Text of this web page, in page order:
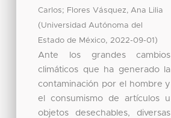
Carlos; Flores Vásquez, Ana Lilia
(Universidad Autónoma del
Estado de México, 2022-09-01 )
Ante los grandes cambios
climáticos que ha generado la
contaminación por el hombre y
el consumismo de artículos u
objetos desechables, diversas